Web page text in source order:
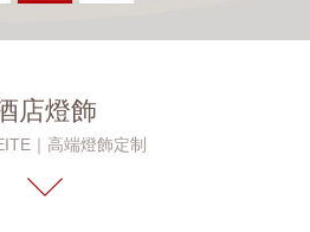
店燈飾
｜高端燈飾定制